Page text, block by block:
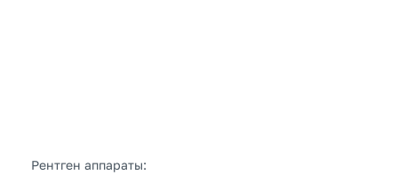
Рентген аппараты: